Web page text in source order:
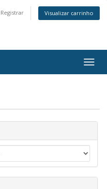
Registrar Visualizar carrinho